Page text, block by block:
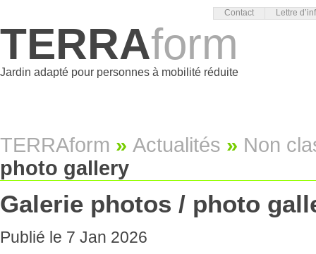
Contact Lettre
TERRAform
Jardin adapté pour personnes à mobilité réduite
TERRAform » Actualités » Non
photo gallery
Galerie photos / photo
Publié le 7 Jan 2026